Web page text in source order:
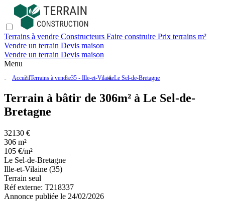
Terrains à vendre Constructeurs Faire construire Prix terrains m²
Vendre un terrain Devis maison
Vendre un terrain Devis maison
Menu
AccueilTerrains à vendre35 - Ille-et-VilaineLe Sel-de-Bretagne
Terrain à bâtir de 306m² à Le Sel-de-
Bretagne
32130 €
306 m²
105 €/m²
Le Sel-de-Bretagne
Ille-et-Vilaine (35)
Terrain seul
Réf externe: T218337
Annonce publiée le 24/02/2026